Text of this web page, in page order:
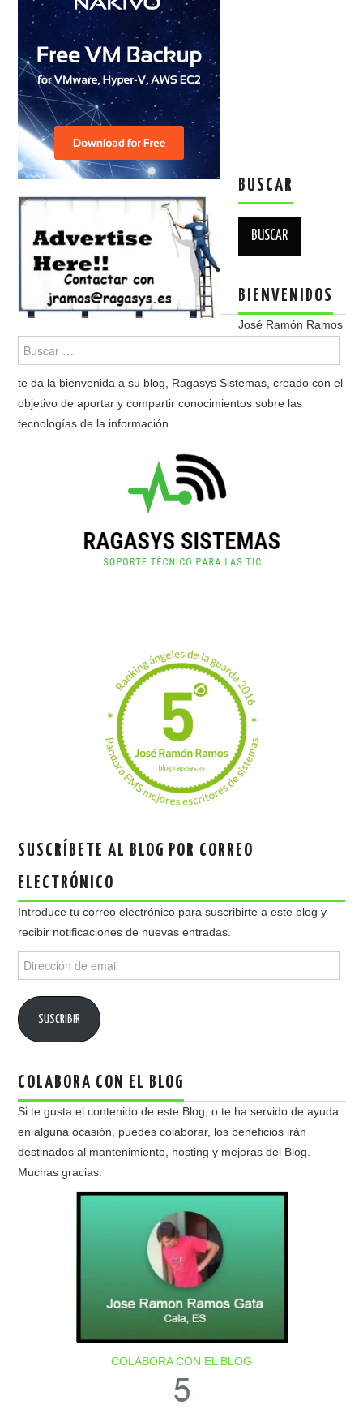
BUSCAR
BIENVENIDOS
José Ramón Ramos
te da la bienvenida a su blog, Ragasys Sistemas, creado con el
objetivo de aportar y compartir conocimientos sobre las
tecnologías de la información.
SUSCRÍBETE AL BLOG POR CORREO
ELECTRÓNICO
Introduce tu correo electrónico para suscribirte a este blog y
recibir notificaciones de nuevas entradas.
de
SUSCRIBIR
COLABORA CON EL BLOG
Si te gusta el contenido de este Blog, o te ha servido de ayuda
en alguna ocasión, puedes colaborar, los beneficios irán
destinados al mantenimiento, hosting y mejoras del Blog.
Muchas gracias.
COLABORA CON EL BLOG